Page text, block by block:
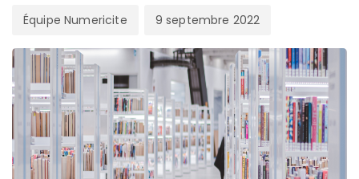
Équipe Numericite 9 septembre 2022